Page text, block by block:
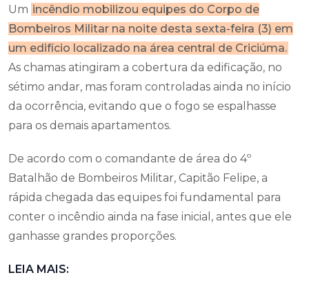
Um incêndio mobilizou equipes do Corpo de
Bombeiros Militar na noite desta sexta-feira (3) em
um edifício localizado na área central de Criciúma.
As chamas atingiram a cobertura da edificação, no
sétimo andar, mas foram controladas ainda no início
da ocorrência, evitando que o fogo se espalhasse
para os demais apartamentos.
De acordo com o comandante de área do 4º
Batalhão de Bombeiros Militar, Capitão Felipe, a
rápida chegada das equipes foi fundamental para
conter o incêndio ainda na fase inicial, antes que ele
ganhasse grandes proporções.
LEIA MAIS: